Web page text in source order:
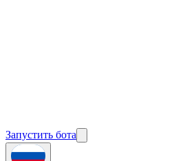
Запустить бота